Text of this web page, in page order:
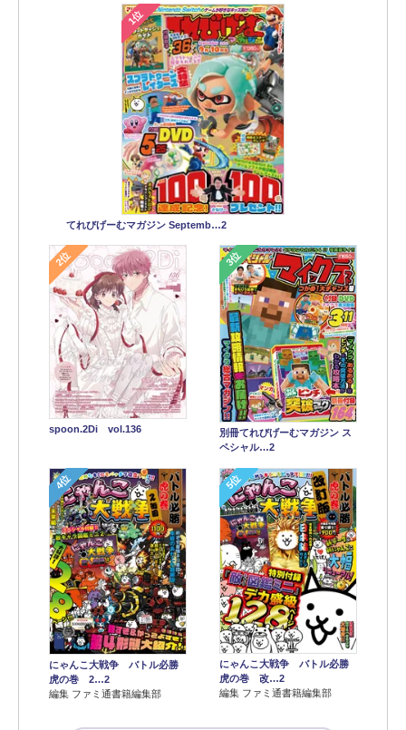
1位
てれびげーむマガジン Septemb…2
2位
spoon.2Di vol.136
3位
別冊てれびげーむマガジン ス
ペシャル…2
4位
にゃんこ大戦争 バトル必勝
虎の巻 2…2
編集 ファミ通書籍編集部
5位
にゃんこ大戦争 バトル必勝
虎の巻 改…2
編集 ファミ通書籍編集部